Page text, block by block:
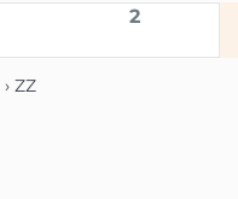
2
› ZZ